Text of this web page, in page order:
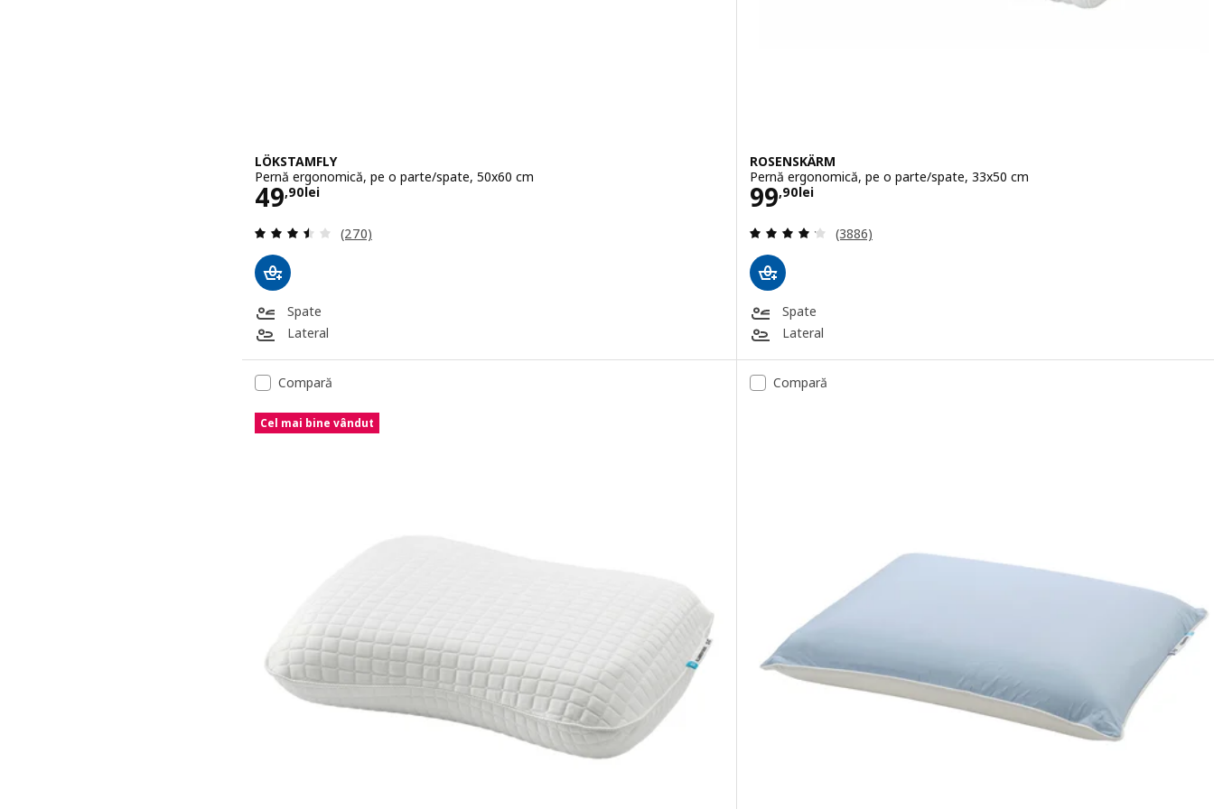
LÖKSTAMFLY
Pernă ergonomică, pe o parte/spate, 50x60 cm
49,90lei
Preţ 49,90lei
Evaluare: 3.5 din 5 stele. Total recenzii:
(270)
Spate
Lateral
ROSENSKÄRM
Pernă ergonomică, pe o parte/spate, 33x50 cm
99,90lei
Preţ 99,90lei
Evaluare: 4.2 din 5 stele. Total recenzii:
(3886)
Spate
Lateral
Compară
Cel mai bine vândut
Compară